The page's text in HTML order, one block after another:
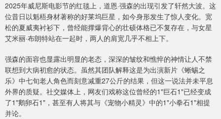
2025年威尼斯电影节的红毯上，道恩·强森的出现引发了轩然大波。这
位昔日以魁梧身材著称的好莱坞巨星，如今身形发生了惊人变化。宽
松的夏威夷衬衫下，曾经能撑爆背心的壮硕体格已不复存在，与女星
艾米丽·布朗特站在一起时，两人的肩宽几乎不相上下。
强森的面容也显露出明显的老态，深深的皱纹和憔悴的神情让人不禁
联想到大病初愈的状态。虽然其团队解释这是为出演新片《蜥蜴之
乐》中七旬老人角色而刻意减重27公斤的结果，但这一说法并未平息
外界的质疑。社交媒体上，网友们戏称这位曾经的1"巨石1"已经变成
了1"鹅卵石1"，甚至有人将其与《宠物小精灵》中的1"小拳石1"相提
并论。